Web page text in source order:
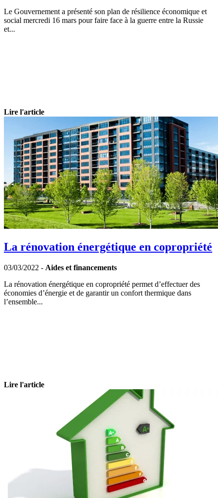
Le Gouvernement a présenté son plan de résilience économique et
social mercredi 16 mars pour faire face à la guerre entre la Russie
et...
Lire l'article
La rénovation énergétique en copropriété
03/03/2022 - Aides et financements
La rénovation énergétique en copropriété permet d’effectuer des
économies d’énergie et de garantir un confort thermique dans
l’ensemble...
Lire l'article